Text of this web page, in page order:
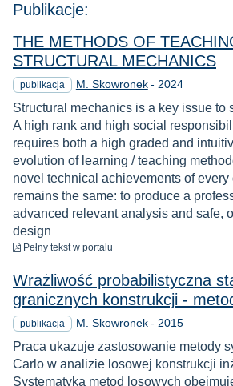
Publikacje:
THE METHODS OF
STRUCTURAL MECHANICS
publikacja M. Skowronek - Rok
2024
Structural mechanics is a key issue to
A high rank and high social
requires both a high graded and
evolution of learning / teaching
novel technical achievements of
remains the same: to produce a
advanced relevant analysis and safe,
design
Pełny tekstdo pobrania
w portalu
Wrażliwość probabilistyczna
granicznych konstrukcji -
publikacja M. Skowronek - Rok
2015
Praca ukazuje zastosowanie metody
Carlo w analizie losowej konstrukcji
Systematyka metod losowych